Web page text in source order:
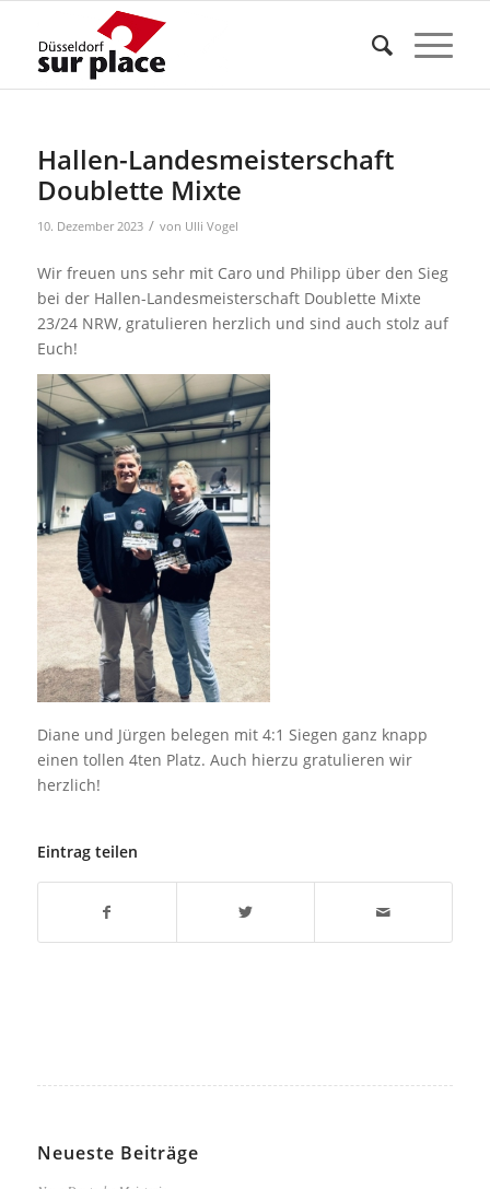
Hallen-Landesmeisterschaft
Doublette Mixte
10. Dezember 2023 / von Ulli Vogel
Wir freuen uns sehr mit Caro und Philipp über den Sieg
bei der Hallen-Landesmeisterschaft Doublette Mixte
23/24 NRW, gratulieren herzlich und sind auch stolz auf
Euch!
Diane und Jürgen belegen mit 4:1 Siegen ganz knapp
einen tollen 4ten Platz. Auch hierzu gratulieren wir
herzlich!
Eintrag teilen
Neueste Beiträge